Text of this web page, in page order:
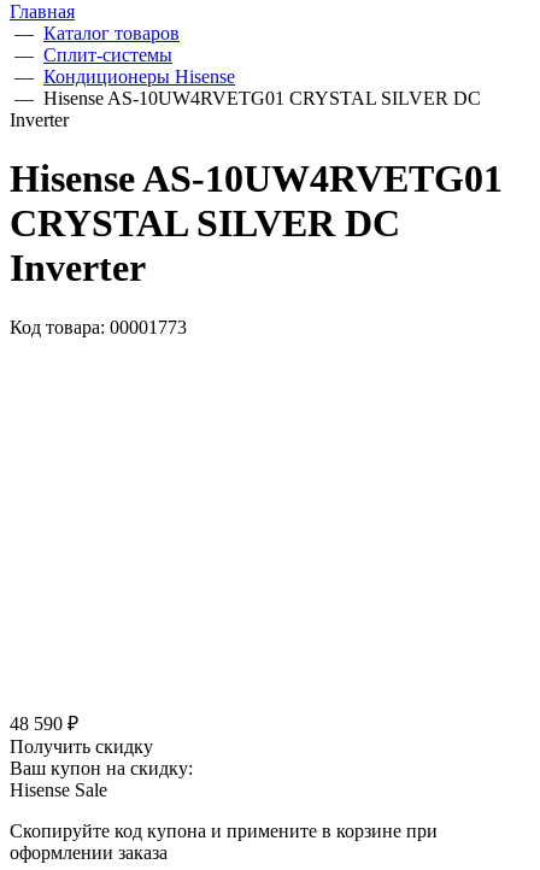
Главная
— Каталог товаров
— Сплит-системы
— Кондиционеры Hisense
— Hisense AS-10UW4RVETG01 CRYSTAL SILVER DC
Inverter
Hisense AS-10UW4RVETG01
CRYSTAL SILVER DC
Inverter
Код товара: 00001773
48 590 ₽
Получить скидку
Ваш купон на скидку:
Hisense Sale
Скопируйте код купона и примените в корзине при
оформлении заказа